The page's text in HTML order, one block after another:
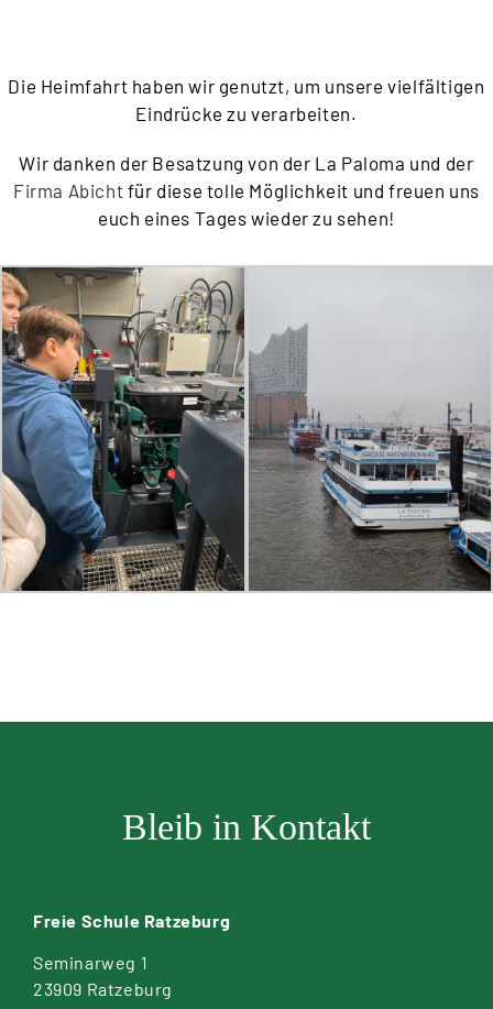
Die Heimfahrt haben wir genutzt, um unsere vielfältigen
Eindrücke zu verarbeiten.
Wir danken der Besatzung von der La Paloma und der
Firma Abicht für diese tolle Möglichkeit und freuen uns
euch eines Tages wieder zu sehen!
Bleib in Kontakt
Freie Schule Ratzeburg
Seminarweg 1
23909 Ratzeburg